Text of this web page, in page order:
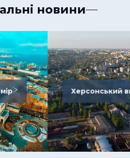
новини
Херсонський